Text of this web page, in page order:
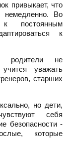
привыкает, что
немедленно. Во
постоянным
к
не
уважать
старших
но дети,
себя
безопасности -
которые